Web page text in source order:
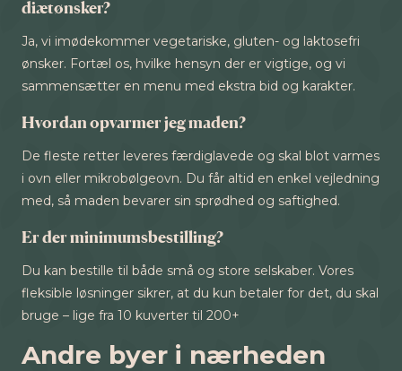
diætønsker?
Ja, vi imødekommer vegetariske, gluten- og laktosefri
ønsker. Fortæl os, hvilke hensyn der er vigtige, og vi
sammensætter en menu med ekstra bid og karakter.
Hvordan opvarmer jeg maden?
De fleste retter leveres færdiglavede og skal blot varmes
i ovn eller mikrobølgeovn. Du får altid en enkel vejledning
med, så maden bevarer sin sprødhed og saftighed.
Er der minimumsbestilling?
Du kan bestille til både små og store selskaber. Vores
fleksible løsninger sikrer, at du kun betaler for det, du skal
bruge – lige fra 10 kuverter til 200+
Andre byer i nærheden